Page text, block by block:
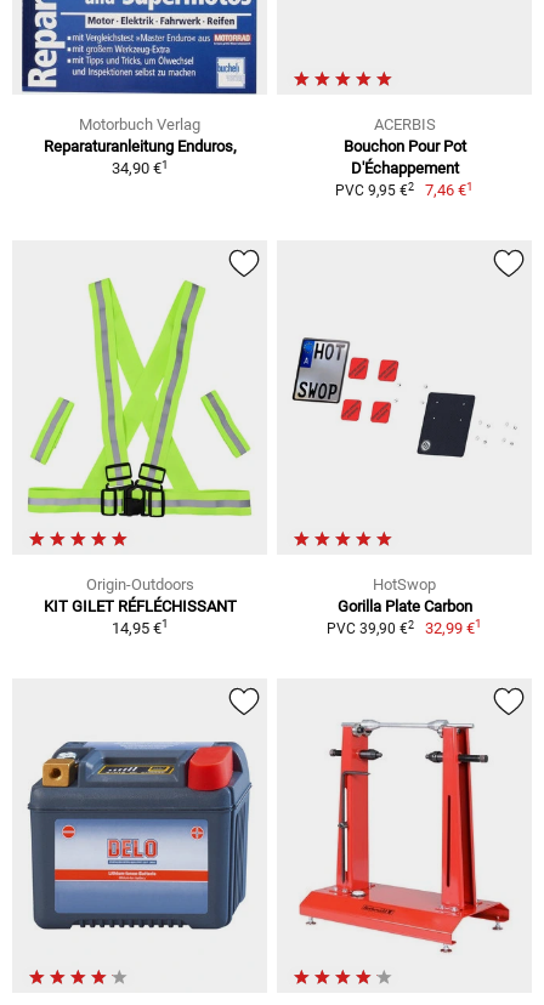
Motorbuch Verlag
Reparaturanleitung Enduros,
34,90 €1
ACERBIS
Bouchon Pour Pot
D'Échappement
PVC 9,95 €2 7,46 €1
Origin-Outdoors
KIT GILET RÉFLÉCHISSANT
14,95 €1
HotSwop
Gorilla Plate Carbon
PVC 39,90 €2 32,99 €1